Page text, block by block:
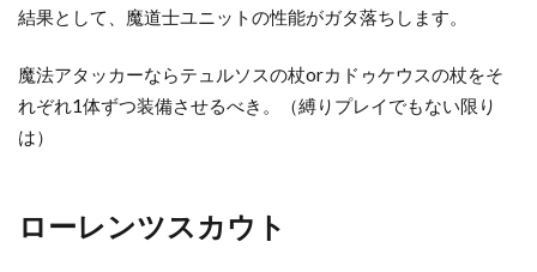
結果として、魔道士ユニットの性能がガタ落ちします。
魔法アタッカーならテュルソスの杖orカドゥケウスの杖をそ
れぞれ1体ずつ装備させるべき。（縛りプレイでもない限り
は）
ローレンツスカウト